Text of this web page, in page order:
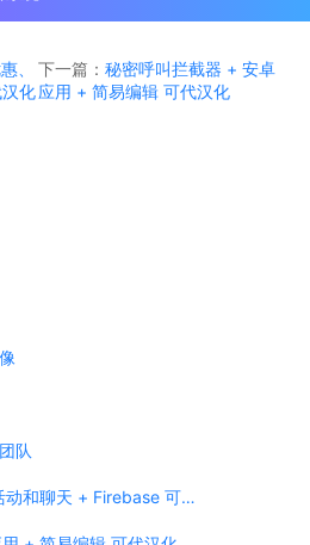
、
化
下一篇： 秘密呼叫拦截器 + 安卓
应用 + 简易编辑 可代汉化
队
近店1.2.2版 实时优惠、活动和聊天 + Firebase 可代汉化